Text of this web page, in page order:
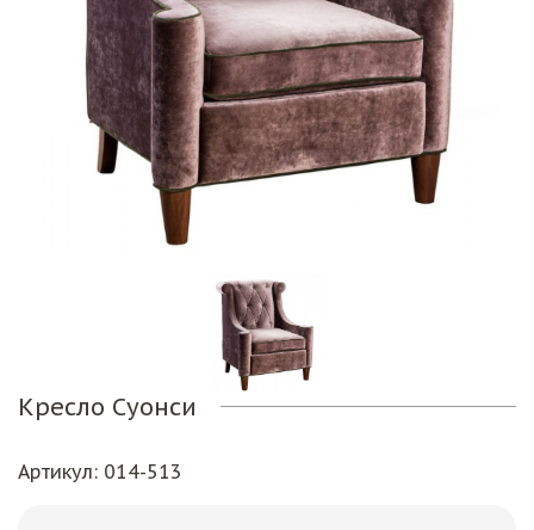
Кресло Суонси
Артикул: 014-513